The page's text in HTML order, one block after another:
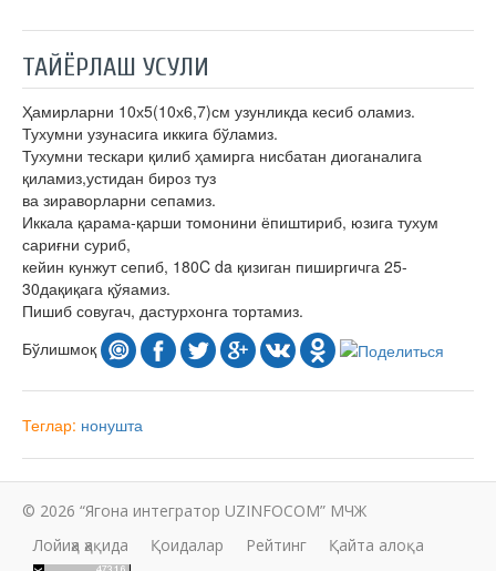
ТАЙЁРЛАШ УСУЛИ
Ҳамирларни 10х5(10х6,7)см узунликда кесиб оламиз.
Тухумни узунасига иккига бўламиз.
Тухумни тескари қилиб ҳамирга нисбатан диоганалига
қиламиз,устидан бироз туз
ва зираворларни сепамиз.
Иккала қарама-қарши томонини ёпиштириб, юзига тухум
сариғни суриб,
кейин кунжут сепиб, 180C da қизиган пиширгичга 25-
30дақиқага қўяамиз.
Пишиб совугач, дастурхонга тортамиз.
Бўлишмоқ
Теглар: нонушта
© 2026 “Ягона интегратор UZINFOCOM” МЧЖ
Лойиҳа ҳақида
Қоидалар Рейтинг Қайта алоқа